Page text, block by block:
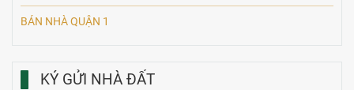
BÁN NHÀ QUẬN 1
KÝ GỬI NHÀ ĐẤT